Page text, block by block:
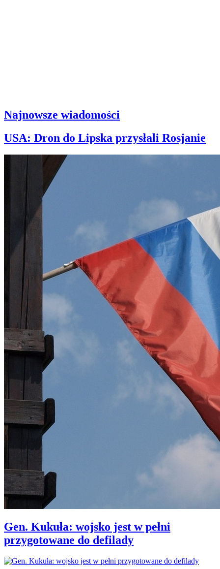
Najnowsze wiadomości
USA: Dron do Lipska przysłali Rosjanie
Gen. Kukuła: wojsko jest w pełni
przygotowane do defilady